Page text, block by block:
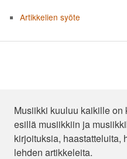
Artikkelien syöte
Musiikki kuuluu kaikille
esillä musiikkiin ja
kirjoituksia, haastatteluita,
lehden artikkeleita.